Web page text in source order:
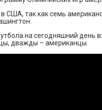
США, так как семь
на сегодняшний день
дважды – американцы.